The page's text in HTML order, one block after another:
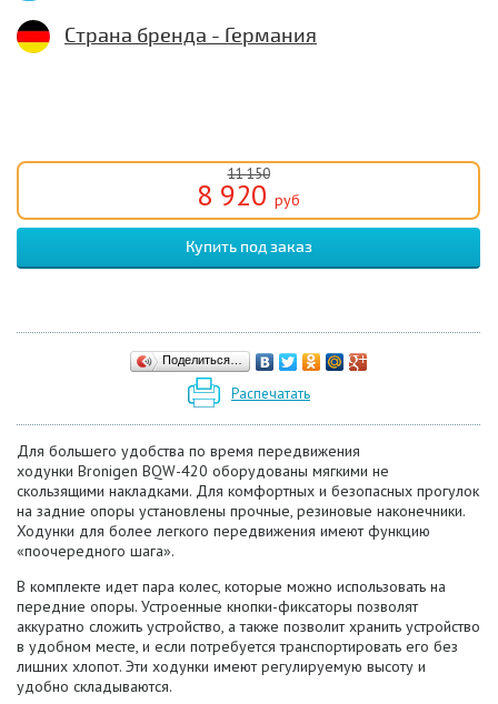
Страна бренда - Германия
11 150
8 920 руб
Поделиться…
Распечатать
Для большего удобства по время передвижения
ходунки Bronigen BQW-420 оборудованы мягкими не
скользящими накладками. Для комфортных и безопасных прогулок
на задние опоры установлены прочные, резиновые наконечники.
Ходунки для более легкого передвижения имеют функцию
«поочередного шага».
В комплекте идет пара колес, которые можно использовать на
передние опоры. Устроенные кнопки-фиксаторы позволят
аккуратно сложить устройство, а также позволит хранить устройство
в удобном месте, и если потребуется транспортировать его без
лишних хлопот. Эти ходунки имеют регулируемую высоту и
удобно складываются.